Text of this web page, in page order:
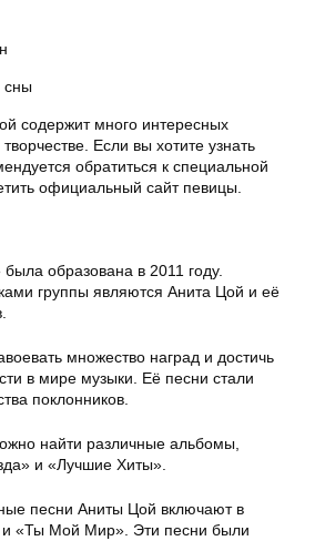
сны
содержит много интересных
Если вы хотите узнать
обратиться к специальной
официальный сайт певицы.
образована в 2011 году.
группы являются Анита Цой и её
множество наград и достичь
в мире музыки. Её песни стали
поклонников.
найти различные альбомы,
и «Лучшие Хиты».
песни Аниты Цой включают в
и «Ты Мой Мир». Эти песни были